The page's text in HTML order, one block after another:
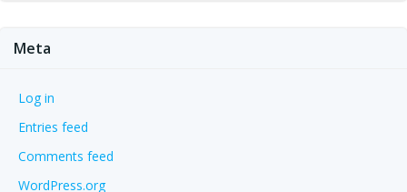
Meta
Log in
Entries feed
Comments feed
WordPress.org